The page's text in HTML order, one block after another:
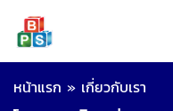
หน้าแรก » เกี่ยวกับเรา